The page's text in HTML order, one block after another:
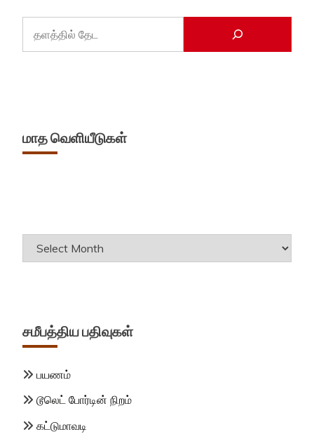
மாத வெளியீடுகள்
Archives
சமீபத்திய பதிவுகள்
பயணம்
டூலெட் போர்டின் நிறம்
கட்டுமாவடி